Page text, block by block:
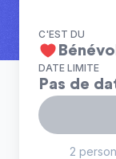
C'EST DU
DATE LIMITE
Pas de
2